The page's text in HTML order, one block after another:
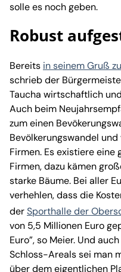
solle es noch geben.
Robust
Bereits in seinem Gruß
schrieb der
Taucha wirtschaftlich
Auch beim
zum einen
Bevölkerungswandel
Firmen. Es existiere eine
Firmen, dazu kämen
starke Bäume. Bei aller
verhehlen, dass die
derSporthalle der
von 5,5 Millionen Euro
Euro”, so Meier. Und
Schloss-Areals sei man
über dem eigentlichen